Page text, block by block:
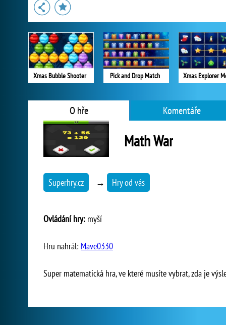
Xmas Bubble Shooter Pick and Drop Match Xmas Explorer
O hře Komentáře
Math War
Superhry.cz → Hry od vás
Ovládání hry: myší
Hru nahrál: Mave0330
Super matematická hra, ve které musíte vybrat, zda je